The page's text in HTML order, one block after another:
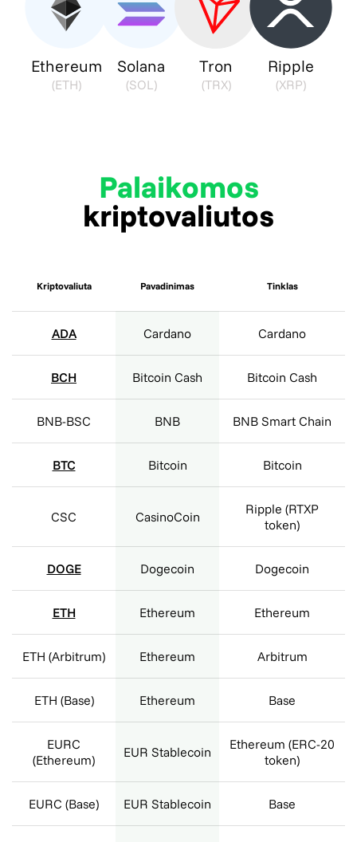
Ethereum
(ETH)
Solana
(SOL)
Tron
(TRX)
Ripple
(XRP)
Palaikomos
kriptovaliutos
Kriptovaliuta Pavadinimas Tinklas
ADA Cardano Cardano
BCH Bitcoin Cash Bitcoin Cash
BNB-BSC BNB BNB Smart Chain
BTC Bitcoin Bitcoin
CSC CasinoCoin
Ripple (RTXP
token)
DOGE Dogecoin Dogecoin
ETH Ethereum Ethereum
ETH (Arbitrum) Ethereum Arbitrum
ETH (Base) Ethereum Base
EURC
(Ethereum)
EUR Stablecoin
Ethereum (ERC-20
token)
EURC (Base) EUR Stablecoin Base